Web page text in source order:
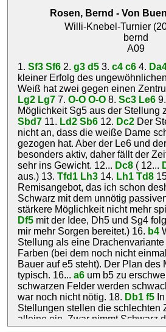
Rosen, Bernd - Von
Willi-Knebel-Turnier
bernd
A09
1.Sf3 Sf6 2.g3 d5 3.c4 c6 4.
kleiner Erfolg des
Weiß hat zwei gegen einen
Lg2 Lg7 7.O-O O-O 8.Sc3 Le6 9.
Möglichkeit Sg5 aus der Stellung
Sbd7 11. Ld2 Sb6 12. Dc2 Der
nicht an, dass die weiße Dame
gezogen hat. Aber der Le6 und
besonders aktiv, daher fällt der
sehr ins Gewicht. 12... Dc8 ( 12...
aus.) 13.Tfd1 Lh3 14. Lh1 Td8
Remisangebot, das ich schon
Schwarz mit dem unnötig
stärkere Möglichkeit nicht mehr
Df5 mit der Idee, Dh5 und Sg4
mir mehr Sorgen bereitet.) 16. b4
Stellung als eine
Farben (bei dem noch nicht
Bauer auf e5 steht). Der Plan des
typisch. 16...a6 um b5 zu
schwarzen Felder werden
war noch nicht nötig. 18. Db1 f5
Stellungen stellen die schlechten
alleine ein. Zwar nimmt Schwarz
e4, aber der Textzug schwächt